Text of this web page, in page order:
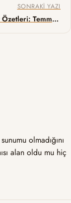
SONRAKI YAZI
Literatür Özetleri: Temmuz 2017
olmadığını
alan oldu mu hiç